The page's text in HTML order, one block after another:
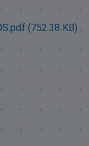
(752.38 KB)